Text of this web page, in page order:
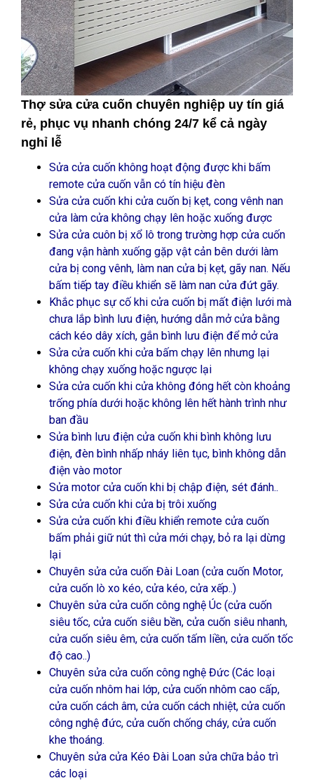
Thợ sửa cửa cuốn chuyên nghiệp uy tín giá
rẻ, phục vụ nhanh chóng 24/7 kể cả ngày
nghỉ lễ
Sửa cửa cuốn không hoạt động được khi bấm
remote cửa cuốn vẫn có tín hiệu đèn
Sửa cửa cuốn khi cửa cuốn bị kẹt, cong vênh nan
cửa làm cửa không chạy lên hoặc xuống được
Sửa cửa cuôn bị xổ lô trong trường hợp cửa cuốn
đang vận hành xuống gặp vật cản bên dưới làm
cửa bị cong vênh, làm nan cửa bị kẹt, gãy nan. Nếu
bấm tiếp tay điều khiển sẽ làm nan cửa đứt gãy.
Khắc phục sự cố khi cửa cuốn bị mất điện lưới mà
chưa lắp bình lưu điện, hướng dẫn mở cửa bằng
cách kéo dây xích, gắn bình lưu điện để mở cửa
Sửa cửa cuốn khi cửa bấm chạy lên nhưng lại
không chạy xuống hoặc ngược lại
Sửa cửa cuốn khi cửa không đóng hết còn khoảng
trống phía dưới hoặc không lên hết hành trình như
ban đầu
Sửa bình lưu điện cửa cuốn khi bình không lưu
điện, đèn bình nhấp nháy liên tục, bình không dẫn
điện vào motor
Sửa motor cửa cuốn khi bị chập điện, sét đánh..
Sửa cửa cuốn khi cửa bị trôi xuống
Sửa cửa cuốn khi điều khiển remote cửa cuốn
bấm phải giữ nút thì cửa mới chạy, bỏ ra lại dừng
lại
Chuyên sửa cửa cuốn Đài Loan (cửa cuốn Motor,
cửa cuốn lò xo kéo, cửa kéo, cửa xếp..)
Chuyên sửa cửa cuốn công nghệ Úc (cửa cuốn
siêu tốc, cửa cuốn siêu bền, cửa cuốn siêu nhanh,
cửa cuốn siêu êm, cửa cuốn tấm liền, cửa cuốn tốc
độ cao..)
Chuyên sửa cửa cuốn công nghệ Đức (Các loại
cửa cuốn nhôm hai lớp, cửa cuốn nhôm cao cấp,
cửa cuốn cách âm, cửa cuốn cách nhiệt, cửa cuốn
công nghệ đức, cửa cuốn chống cháy, cửa cuốn
khe thoáng.
Chuyên sửa cửa Kéo Đài Loan sửa chữa bảo trì
các loại